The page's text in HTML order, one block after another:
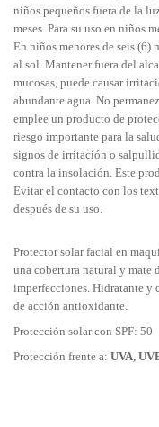
niños pequeños fuera de la
meses. Para su uso en niños
En niños menores de seis (6)
al sol. Mantener fuera del
mucosas, puede causar
abundante agua. No
emplee un producto de
riesgo importante para la
signos de irritación o
contra la insolación. Este
Evitar el contacto con los
después de su uso.
Protector solar facial en
una cobertura natural y mate
imperfecciones. Hidratante
de acción antioxidante.
Protección solar con SPF: 50
Protección frente a: UVA,